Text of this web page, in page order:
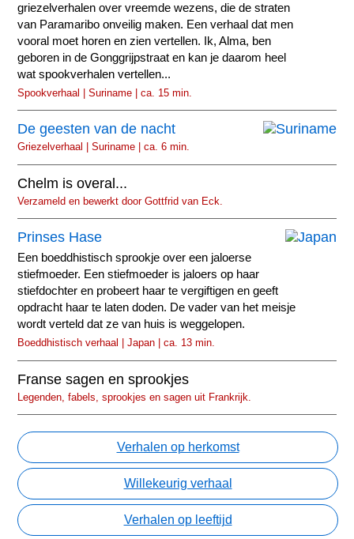
griezelverhalen over vreemde wezens, die de straten
van Paramaribo onveilig maken. Een verhaal dat men
vooral moet horen en zien vertellen. Ik, Alma, ben
geboren in de Gonggrijpstraat en kan je daarom heel
wat spookverhalen vertellen...
Spookverhaal | Suriname | ca. 15 min.
De geesten van de nacht
Griezelverhaal | Suriname | ca. 6 min.
Chelm is overal...
Verzameld en bewerkt door Gottfrid van Eck.
Prinses Hase
Een boeddhistisch sprookje over een jaloerse
stiefmoeder. Een stiefmoeder is jaloers op haar
stiefdochter en probeert haar te vergiftigen en geeft
opdracht haar te laten doden. De vader van het meisje
wordt verteld dat ze van huis is weggelopen.
Boeddhistisch verhaal | Japan | ca. 13 min.
Franse sagen en sprookjes
Legenden, fabels, sprookjes en sagen uit Frankrijk.
Verhalen op herkomst
Willekeurig verhaal
Verhalen op leeftijd